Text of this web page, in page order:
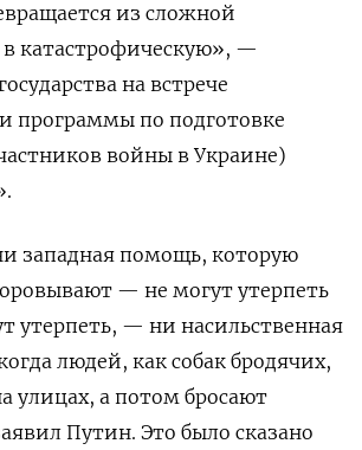
из сложной
катастрофическую», —
на встрече
программы по подготовке
войны в Украине)
западная помощь, которую
— не могут утерпеть
утерпеть, — ни насильственная
людей, как собак бродячих,
улицах, а потом бросают
Путин. Это было сказано